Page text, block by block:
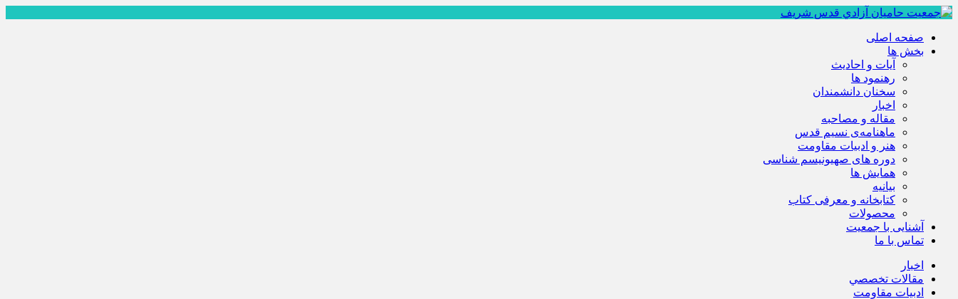
صفحه اصلی
بخش ها
آیات و احادیث
رهنمود ها
سخنان دانشمندان
اخبار
مقاله و مصاحبه
ماهنامه‌ی نسیم قدس
هنر و ادبیات مقاومت
دوره های صهیونیسم شناسی
همايش ها
بيانيه
کتابخانه و معرفی کتاب
محصولات
آشنایی با جمعیت
تماس با ما
اخبار
مقالات تخصصي
ادبيات مقاومت